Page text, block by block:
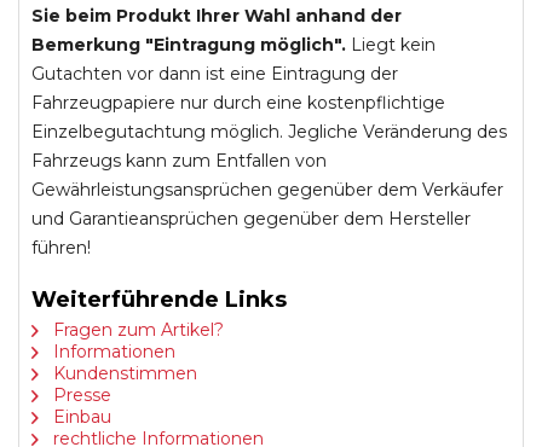
Sie beim Produkt Ihrer Wahl anhand der
Bemerkung "Eintragung möglich". Liegt kein
Gutachten vor dann ist eine Eintragung der
Fahrzeugpapiere nur durch eine kostenpflichtige
Einzelbegutachtung möglich. Jegliche Veränderung des
Fahrzeugs kann zum Entfallen von
Gewährleistungsansprüchen gegenüber dem Verkäufer
und Garantieansprüchen gegenüber dem Hersteller
führen!
Weiterführende Links
Fragen zum Artikel?
Informationen
Kundenstimmen
Presse
Einbau
rechtliche Informationen